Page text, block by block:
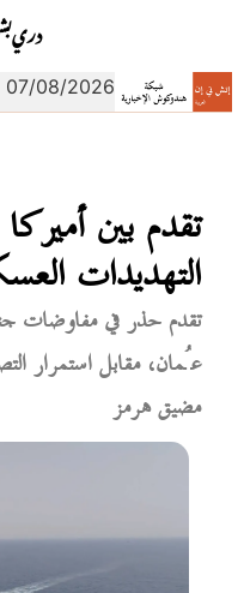
دري
07/08/2026
تقدم بين
التهديدات
تقدم حذر في مفاوضات
عُمان، مقابل استمرار
مضيق هرمز